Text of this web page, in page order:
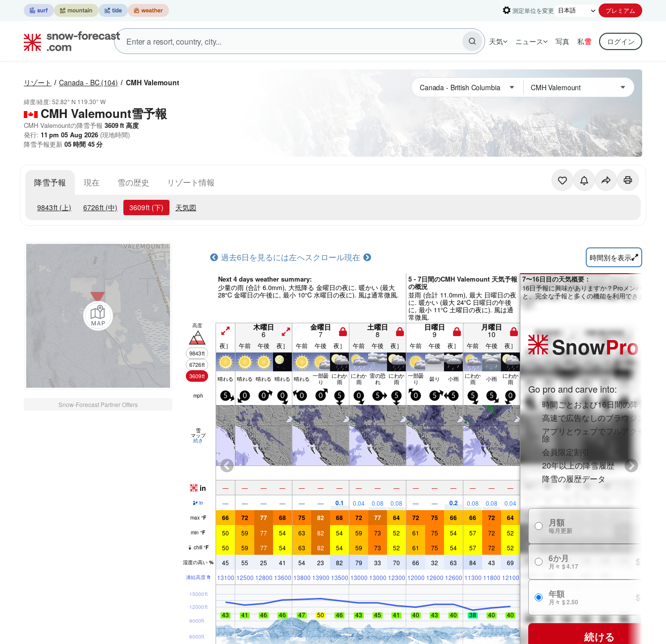
測定単位を変更 プレミアム
天気 ニュース 写真 私雪 ログイン
リゾート Canada - BC (104) CMH Valemount
緯度/経度:52.82° N 119.30° W
CMH Valemount雪予報
CMH Valemountの降雪予報 3609ft 高度
発行: 11 pm 05 Aug 2026 (現地時間)
降雪予報更新 05時間 45分
降雪予報 現在 雪の歴史 リゾート情報
9843ft (上) 6726ft (中) 3609ft (下) 天気図
Snow-Forecast Partner Offers
過去6日を見るには左へスクロール現在 時間別を表示
Next 4 days weather summary:
少量の雨 (合計 6.0mm), 大抵降る 金曜日の夜に. 暖かい (最大
28°C 金曜日の午後に, 最小 10°C 水曜日の夜に). 風は通常微風.
5 - 7日間のCMH Valemount 天気予報
の概況
並雨 (合計 11.0mm), 最大 日曜日の夜
に. 暖かい (最大 24°C 日曜日の午後
に, 最小 11°C 土曜日の夜に). 風は通
常微風.
高度
9843ft
6726ft
3609ft
木曜日
6
金曜日
7
土曜日
8
日曜日
9
月曜日
10
夜］ 午前 午後 夜］ 午前 午後 夜］ 午前 午後 夜］ 午前 午後 夜］ 午前 午後 夜］
晴れる 晴れる 晴れる 晴れる 晴れる 一部曇
り
にわか
雨
にわか
雨
雷の恐
れ
にわか
雨
一部曇
り 曇り 小雨 にわか
雨 小雨 にわか
雨
mph 5 0 0 0 0 0 5 0 5 5 0 5 5 5 5 0
雪
マップ
続き
in — — — — — — — — — — — — — — — —
in — — — — — — 0.1 0.04 0.08 0.08 — — 0.2 0.08 0.08 0.04
max °F 66 72 77 68 75 82 68 72 77 64 72 75 66 66 72 64
min °F 50 59 77 54 63 82 54 59 73 52 61 75 54 57 72 52
chill °F 50 59 77 54 63 82 54 59 73 52 61 75 54 57 72 52
湿度の高い % 45 55 25 41 54 23 82 79 33 70 66 32 63 84 43 69
凍結高度 ft 13100 12500 12800 13600 13800 13900 13500 13000 13000 12300 12000 12600 12600 11300 11800 12100
6000ft
9000ft
12000ft
15000ft
43 41 46 46 47 50 46 43 45 41 40 43 40 38 40 40
7〜16日目の天気概要：
16日予報に興味がありますか？Proメンバーにな
と、完全な予報と多くの機能を利用できます。
SnowPro
Go pro and carve into:
時間ごとおよび16日間の降雪予報
高速で広告なしのブラウジング
アプリとウェブでフルアクセスを
除
会員限定割引
20年以上の降雪履歴
降雪の履歴データ
月額
毎月更新
6か月
月々 $ 4.17 $ 24.99
年額
月々 $ 2.50 $ 29.99
続ける